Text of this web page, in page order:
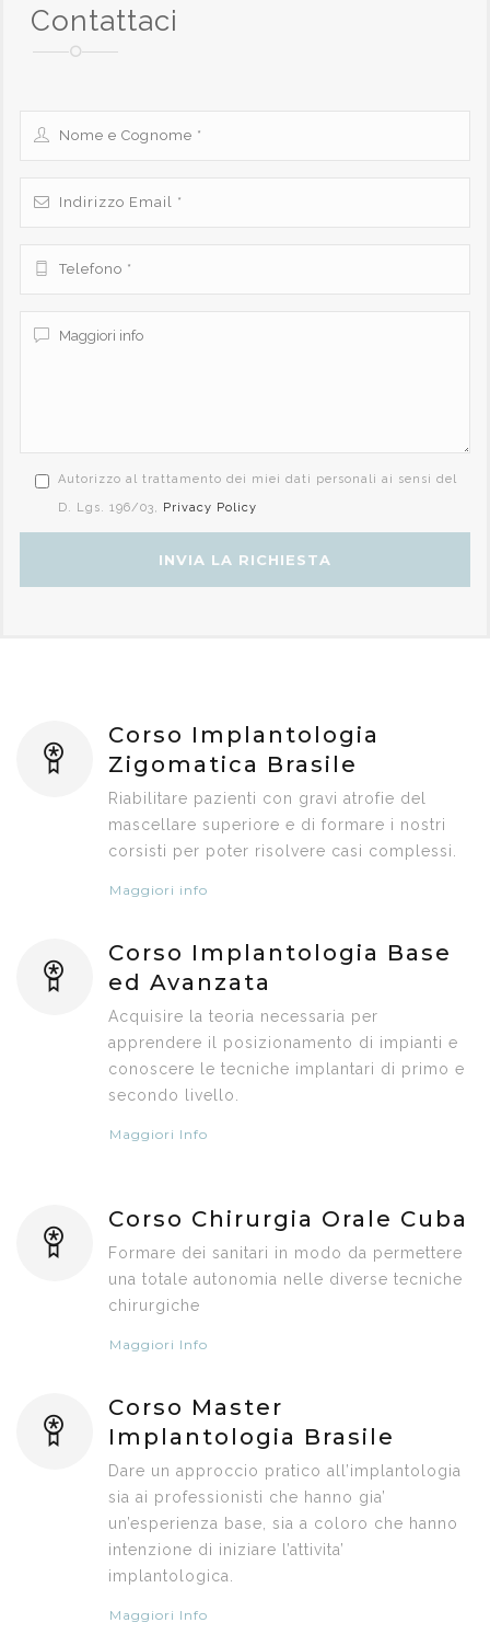
Contattaci
Autorizzo al trattamento dei miei dati personali ai sensi del
D. Lgs. 196/03, Privacy Policy
Corso Implantologia
Zigomatica Brasile
Riabilitare pazienti con gravi atrofie del
mascellare superiore e di formare i nostri
corsisti per poter risolvere casi complessi.
Maggiori info
Corso Implantologia Base
ed Avanzata
Acquisire la teoria necessaria per
apprendere il posizionamento di impianti e
conoscere le tecniche implantari di primo e
secondo livello.
Maggiori Info
Corso Chirurgia Orale Cuba
Formare dei sanitari in modo da permettere
una totale autonomia nelle diverse tecniche
chirurgiche
Maggiori Info
Corso Master
Implantologia Brasile
Dare un approccio pratico all’implantologia
sia ai professionisti che hanno gia’
un’esperienza base, sia a coloro che hanno
intenzione di iniziare l’attivita’
implantologica.
Maggiori Info